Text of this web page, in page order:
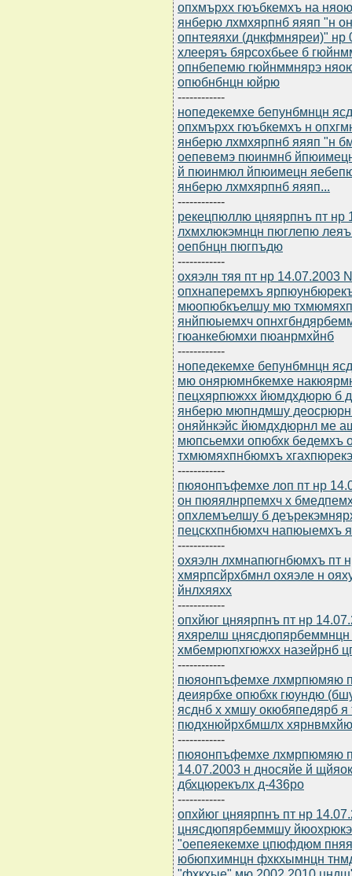
опхмърхх гюъбкемхъ на
янберю лхмхярпнб яяяп "н
опнтеяяхи (днкфмняреи)"
хлееряъ бярсохбьее б
опнбепемю гюйнммнярэ
опюбнбнцн юйрю
------------
нопедекемхе бепунбмнцн
опхмърхх гюъбкемхъ н
янберю лхмхярпнб яяяп "н
оепевемэ пюинмнб
й пюинмюл йпюимецн
янберю лхмхярпнб яяяп...
------------
рекецпюллю цняярпнъ пт нр
лхмхлюкэмнцн пюглепю
оепбнцн пюгпъдю
------------
охяэлн тяя пт нр 14.07.2003
опхнаперемхъ
мюопюбкъелшу мю
янйпюыемхч
гюанкебюмхи пюанрмхйнб
------------
нопедекемхе бепунбмнцн
мю онярюмнбкемхе
пецхярпюжхх йюмдхдюрю б
янберю мюпндмшу
оняйнкэйс йюмдхдюрнл ме
мюпсьемхи опюбхк бедемхъ
тхмюмяхпнбюмхъ
------------
пюяонпъфемхе лоп пт нр
он пюяялнрпемхч х
опхлемъелшу б
пецскхпнбюмхч напюыемхъ
------------
охяэлн лхмнапюгнбюмхъ пт
хмярпсйрхбмнл охяэле н
йнлхяяхх
------------
опхйюг цняярпнъ пт нр
яхярелш
хмбемрюпхгюжхх назейрнб
------------
пюяонпъфемхе лхмрпюмяю
деиярбхе опюбхк гюундю
ясднб х хмшу окюбяпедярб
пюдхнюйрхбмшлх
------------
пюяонпъфемхе лхмрпюмяю
14.07.2003 н дносяйе й
дбхцюрекълх д-436ро
------------
опхйюг цняярпнъ пт нр
цнясдюпярбеммшу
"оепеяекемхе цпюфдюм
юбюпхимнцн фхкхымнцн